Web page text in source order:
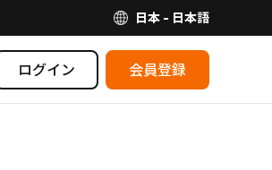
日本 - 日本語
ログイン 会員登録